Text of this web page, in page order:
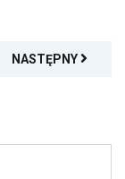
NASTĘPNY